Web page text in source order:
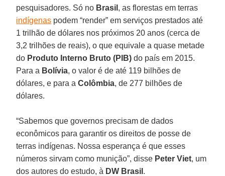
pesquisadores. Só no Brasil , as florestas em terras
indígenas podem “render” em serviços prestados até
1 trilhão de dólares nos próximos 20 anos (cerca de
3,2 trilhões de reais), o que equivale a quase metade
do Produto Interno Bruto (PIB) do país em 2015.
Para a Bolívia, o valor é de até 119 bilhões de
dólares, e para aColômbia, de 277 bilhões de
dólares.
“Sabemos que governos precisam de dados
econômicos para garantir os direitos de posse de
terras indígenas. Nossa esperança é que esses
números sirvam como munição”, disse Peter Viet, um
dos autores do estudo, à DW Brasil .